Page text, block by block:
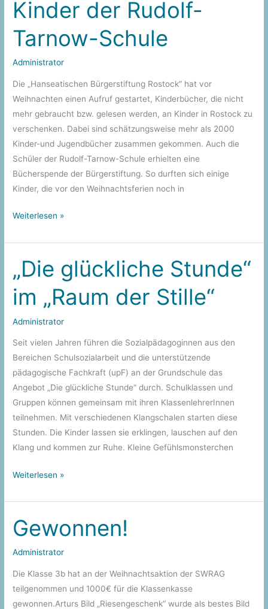
Kinder der Rudolf-
Tarnow-Schule
Administrator
Die „Hanseatischen Bürgerstiftung Rostock“ hat vor
Weihnachten einen Aufruf gestartet, Kinderbücher, die nicht
mehr gebraucht bzw. gelesen werden, an Kinder in Rostock zu
verschenken. Dabei sind schätzungsweise mehr als 2000
Kinder-und Jugendbücher zusammen gekommen. Auch die
Schüler der Rudolf-Tarnow-Schule erhielten eine
Bücherspende der Bürgerstiftung. So durften sich einige
Kinder, die vor den Weihnachtsferien noch in
Neue
für
die
Kinder
der
Rudolf-
Tarnow-
Weiterlesen »
„Die glückliche Stunde“
im „Raum der Stille“
Administrator
Seit vielen Jahren führen die Sozialpädagoginnen aus den
Bereichen Schulsozialarbeit und die unterstützende
pädagogische Fachkraft (upF) an der Grundschule das
Angebot „Die glückliche Stunde“ durch. Schulklassen und
Gruppen können gemeinsam mit ihren KlassenlehrerInnen
teilnehmen. Mit verschiedenen Klangschalen starten diese
Stunden. Die Kinder lassen sie erklingen, lauschen auf den
Klang und kommen zur Ruhe. Kleine Gefühlsmonsterchen
„Die
Stunde“
im
„Raum
der
Weiterlesen »
Gewonnen!
Administrator
Die Klasse 3b hat an der Weihnachtsaktion der SWRAG
teilgenommen und 1000€ für die Klassenkasse
gewonnen.Arturs Bild „Riesengeschenk“ wurde als bestes Bild